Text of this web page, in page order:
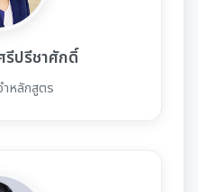
ปรีชาศักดิ์
ำหลักสูตร